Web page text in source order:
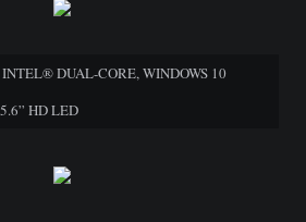
DUAL-CORE, WINDOWS 10
HD LED